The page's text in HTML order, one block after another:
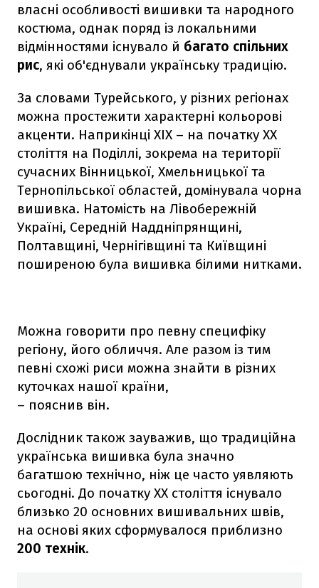
власні особливості вишивки та народного
костюма, однак поряд із локальними
відмінностями існувало й багато спільних
рис, які об'єднували українську традицію.
За словами Турейського, у різних регіонах
можна простежити характерні кольорові
акценти. Наприкінці XIX – на початку XX
століття на Поділлі, зокрема на території
сучасних Вінницької, Хмельницької та
Тернопільської областей, домінувала чорна
вишивка. Натомість на Лівобережній
Україні, Середній Наддніпрянщині,
Полтавщині, Чернігівщині та Київщині
поширеною була вишивка білими нитками.
Можна говорити про певну специфіку
регіону, його обличчя. Але разом із тим
певні схожі риси можна знайти в різних
куточках нашої країни,
– пояснив він.
Дослідник також зауважив, що традиційна
українська вишивка була значно
багатшою технічно, ніж це часто уявляють
сьогодні. До початку ХХ століття існувало
близько 20 основних вишивальних швів,
на основі яких сформувалося приблизно
200 технік.